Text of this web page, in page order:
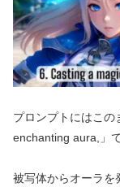
プロンプトにはこ
enchanting aura,」で
被写体からオーラを